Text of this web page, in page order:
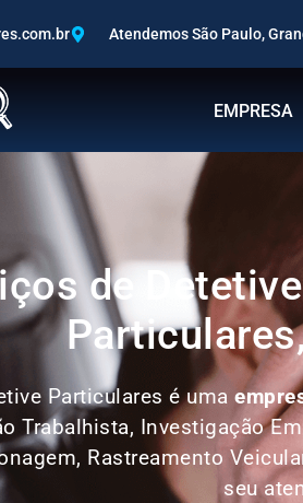
Atendemos São Paulo,
EMPRESA
de
Particulares é uma
Trabalhista, Investigação
Rastreamento
seu